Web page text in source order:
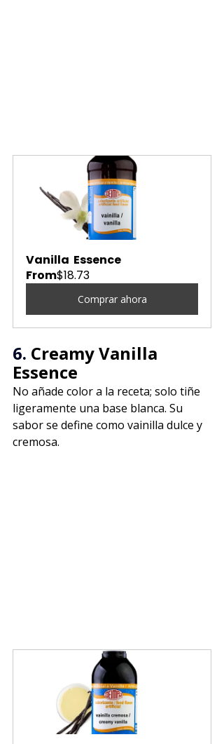
Vanilla  Essence
From$18.73
Comprar ahora
6. Creamy Vanilla
Essence
No añade color a la receta; solo tiñe
ligeramente una base blanca. Su
sabor se define como vainilla dulce y
cremosa.